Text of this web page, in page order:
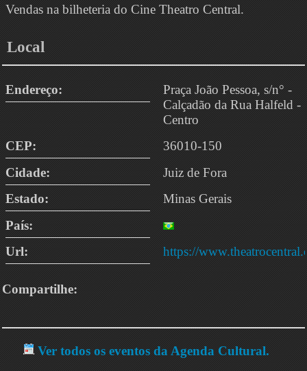
Vendas na bilheteria do Cine Theatro Central.
Local
Endereço:
Praça João Pessoa, s/n° -
Calçadão da Rua Halfeld -
Centro
CEP:
36010-150
Cidade:
Juiz de Fora
Estado:
Minas Gerais
País:
Url:
https://
Compartilhe:
Ver todos os eventos da Agenda Cultural.